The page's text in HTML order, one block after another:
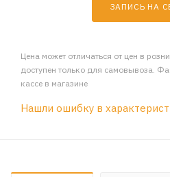
ЗАПИСЬ НА
Цена может отличаться от цен в
доступен только для самовывоза.
кассе в магазине
Нашли ошибку в